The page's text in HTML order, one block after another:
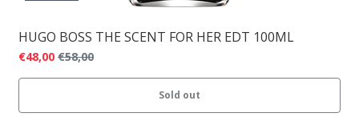
HUGO BOSS THE SCENT FOR HER EDT 100ML
€48,00 €58,00
Sold out